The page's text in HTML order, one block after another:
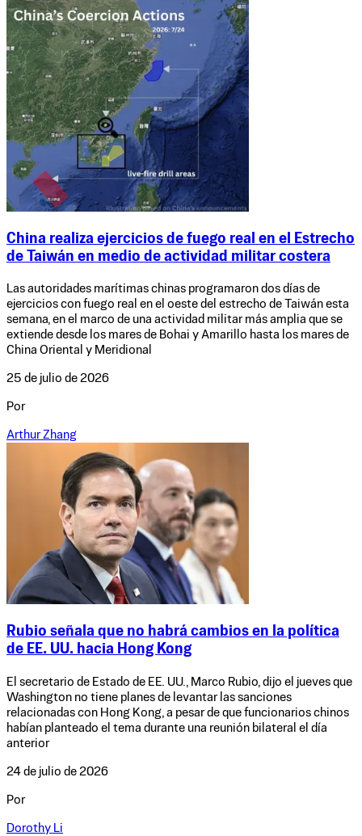
China realiza ejercicios de fuego real en el Estrecho
de Taiwán en medio de actividad militar costera
Las autoridades marítimas chinas programaron dos días de
ejercicios con fuego real en el oeste del estrecho de Taiwán esta
semana, en el marco de una actividad militar más amplia que se
extiende desde los mares de Bohai y Amarillo hasta los mares de
China Oriental y Meridional
25 de julio de 2026
Por
Arthur Zhang
Rubio señala que no habrá cambios en la política
de EE. UU. hacia Hong Kong
El secretario de Estado de EE. UU., Marco Rubio, dijo el jueves que
Washington no tiene planes de levantar las sanciones
relacionadas con Hong Kong, a pesar de que funcionarios chinos
habían planteado el tema durante una reunión bilateral el día
anterior
24 de julio de 2026
Por
Dorothy Li